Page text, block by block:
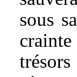
sous